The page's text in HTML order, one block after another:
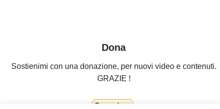
Dona
Sostienimi con una donazione, per nuovi video e contenuti.
GRAZIE !